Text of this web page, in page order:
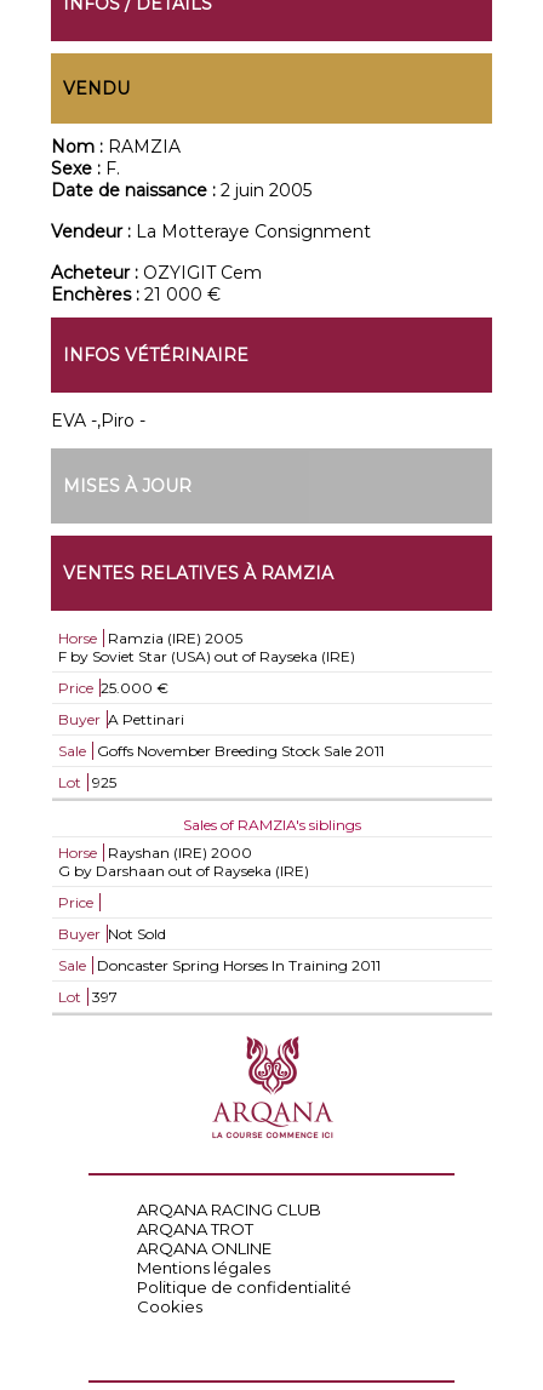
VENDU
Nom : RAMZIA
Sexe : F.
Date de naissance :2 juin 2005
Vendeur : La Motteraye Consignment
Acheteur : OZYIGIT Cem
Enchères :21 000 €
INFOS VÉTÉRINAIRE
EVA -,Piro -
MISES À JOUR
VENTES RELATIVES À RAMZIA
Horse Ramzia (IRE) 2005
F by Soviet Star (USA) out of Rayseka (IRE)
Price 25.000 €
Buyer A Pettinari
Sale
Goffs November Breeding Stock Sale 2011
Lot
925
Sales of RAMZIA's siblings
Horse
Rayshan (IRE) 2000
G by Darshaan out of Rayseka (IRE)
Price
Buyer Not Sold
Sale
Doncaster Spring Horses In Training 2011
Lot
397
ARQANA RACING CLUB
ARQANA TROT
ARQANA ONLINE
Mentions légales
Politique de confidentialité
Cookies